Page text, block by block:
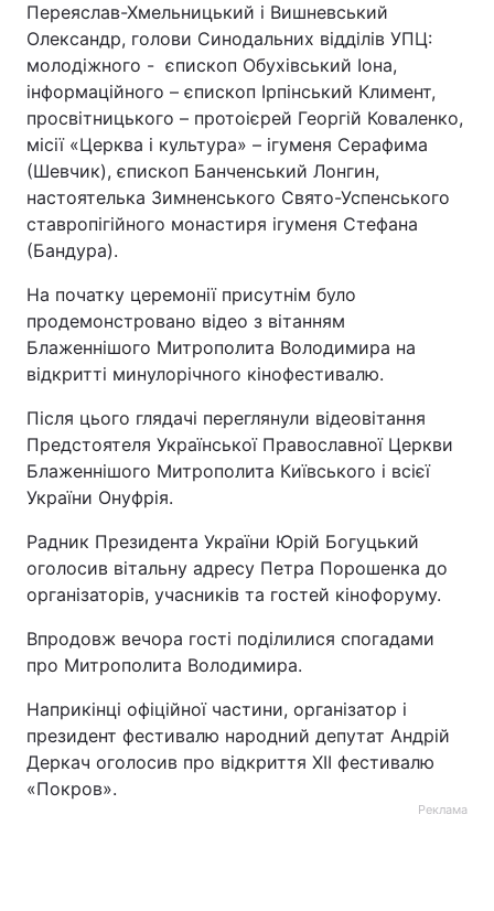
Переяслав-Хмельницький і Вишневський
Олександр, голови Синодальних відділів УПЦ:
молодіжного - єпископ Обухівський Іона,
інформаційного – єпископ Ірпінський Климент,
просвітницького – протоієрей Георгій Коваленко,
місії «Церква і культура» – ігуменя Серафима
(Шевчик), єпископ Банченський Лонгин,
настоятелька Зимненського Свято-Успенського
ставропігійного монастиря ігуменя Стефана
(Бандура).
На початку церемонії присутнім було
продемонстровано відео з вітанням
Блаженнішого Митрополита Володимира на
відкритті минулорічного кінофестивалю.
Після цього глядачі переглянули відеовітання
Предстоятеля Української Православної Церкви
Блаженнішого Митрополита Київського і всієї
України Онуфрія.
Радник Президента України Юрій Богуцький
оголосив вітальну адресу Петра Порошенка до
організаторів, учасників та гостей кінофоруму.
Впродовж вечора гості поділилися спогадами
про Митрополита Володимира.
Наприкінці офіційної частини, організатор і
президент фестивалю народний депутат Андрій
Деркач оголосив про відкриття ХІІ фестивалю
«Покров».
Реклама